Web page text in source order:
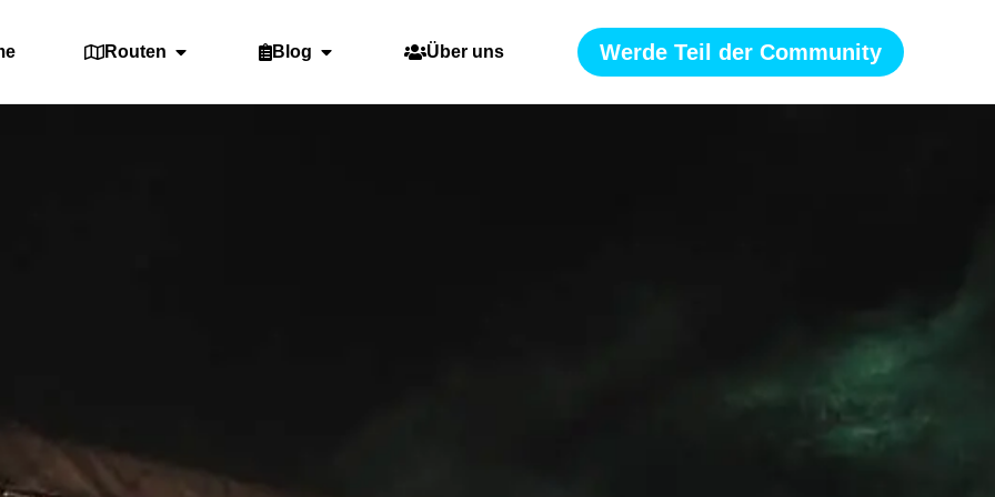
Routen Blog Über uns Werde Teil der Community